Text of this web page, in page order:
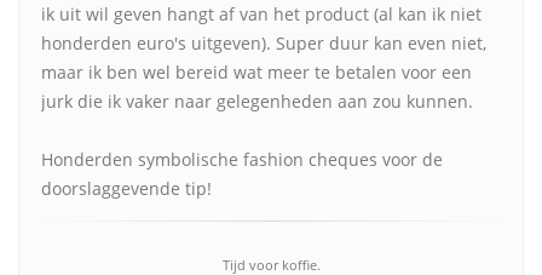
ik uit wil geven hangt af van het product (al kan ik niet
honderden euro's uitgeven). Super duur kan even niet,
maar ik ben wel bereid wat meer te betalen voor een
jurk die ik vaker naar gelegenheden aan zou kunnen.
Honderden symbolische fashion cheques voor de
doorslaggevende tip!
Tijd voor koffie.